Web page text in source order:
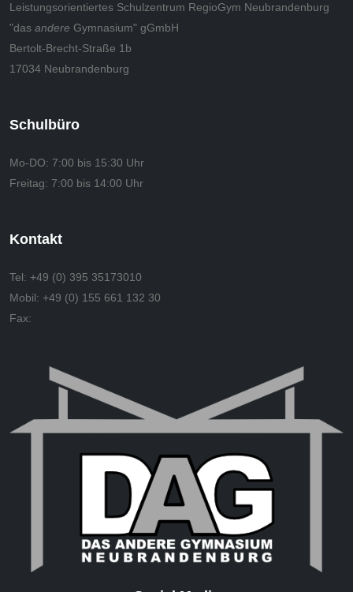
Leistungsorientiertes Schulzentrum RegioGym Neubrandenburg
"das andere Gymnasium" gGmbH
Bertolt-Brecht-Straße 1b
17034 Neubrandenburg
Schulbüro
Mo-DO: 7:00 bis 15:30 Uhr
Freitag: 7:00 bis 14:00 Uhr
Kontakt
Tel: +49 (0) 395 35173010
Mobil: +49 (0) 155 661 132 30
Fax: